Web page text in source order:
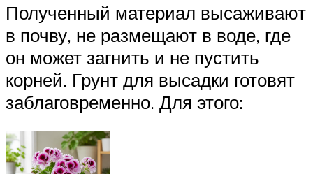
Полученный материал высаживают
в почву, не размещают в воде, где
он может загнить и не пустить
корней. Грунт для высадки готовят
заблаговременно. Для этого: